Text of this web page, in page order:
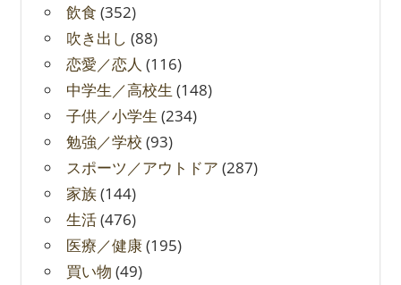
飲食 (352)
吹き出し (88)
恋愛／恋人 (116)
中学生／高校生 (148)
子供／小学生 (234)
勉強／学校 (93)
スポーツ／アウトドア (287)
家族(144)
生活(476)
医療／健康(195)
買い物 (49)